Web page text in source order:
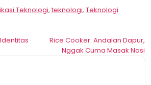
Teknologi,teknologi, Teknologi
Rice Cooker: Andalan Dapur,
Nggak Cuma Masak Nasi